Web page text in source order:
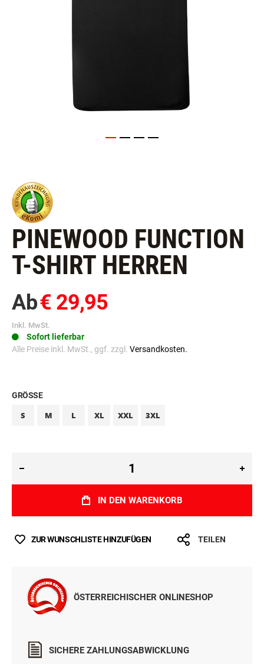
PINEWOOD FUNCTION
T-SHIRT HERREN
Ab€ 29,95
Inkl. MwSt.
Sofort lieferbar
Alle Preise inkl. MwSt., ggf. zzgl. Versandkosten.
GRÖSSE
S M L XL XXL 3XL
IN DEN WARENKORB
ZUR WUNSCHLISTE HINZUFÜGEN TEILEN
ÖSTERREICHISCHER ONLINESHOP
SICHERE ZAHLUNGSABWICKLUNG